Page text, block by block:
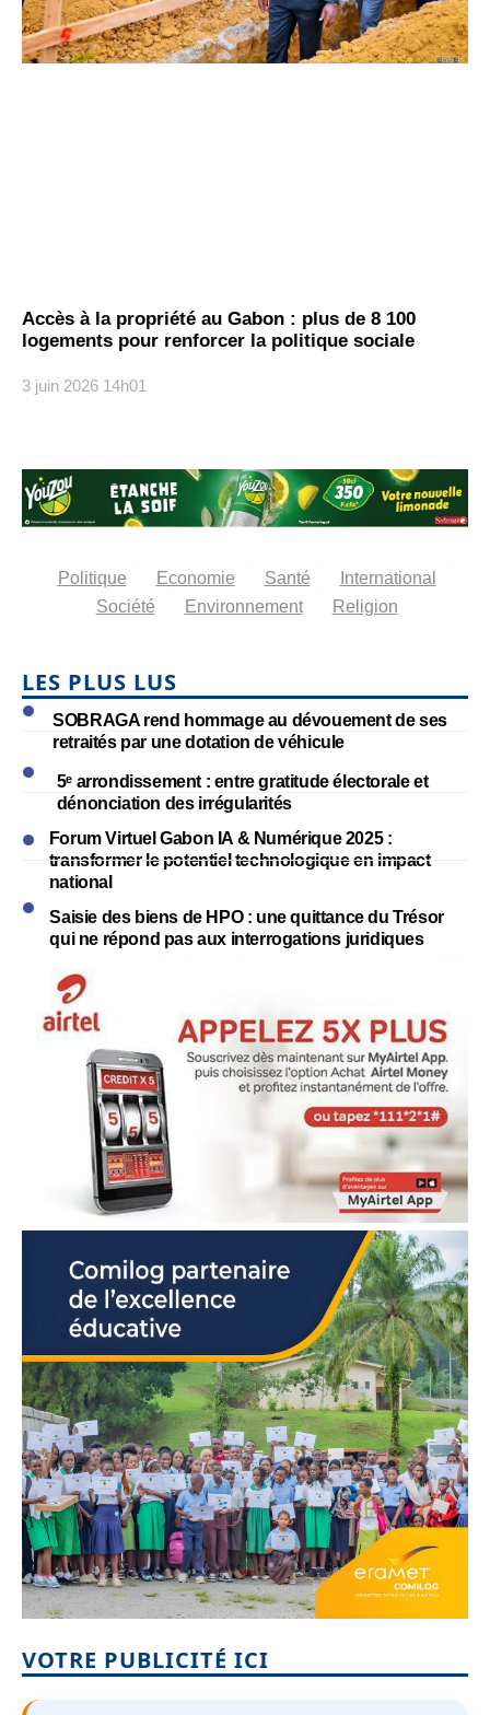
Accès à la propriété au Gabon : plus de 8 100
logements pour renforcer la politique sociale
3 juin 2026 14h01
Politique Economie Santé
International
Société
Environnement Religion
LES PLUS LUS
SOBRAGA rend hommage au dévouement de ses
retraités par une dotation de véhicule
5ᵉ arrondissement : entre gratitude électorale et
dénonciation des irrégularités
Forum Virtuel Gabon IA & Numérique 2025 :
transformer le potentiel technologique en impact
national
Saisie des biens de HPO : une quittance du Trésor
qui ne répond pas aux interrogations juridiques
VOTRE PUBLICITÉ ICI